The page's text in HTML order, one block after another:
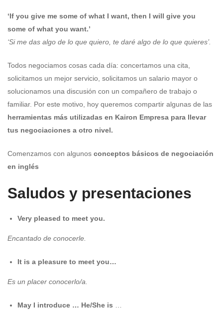
‘If you give me some of what I want, then I will give you
some of what you want.’
‘Si me das algo de lo que quiero, te daré algo de lo que quieres’.
Todos negociamos cosas cada día: concertamos una cita,
solicitamos un mejor servicio, solicitamos un salario mayor o
solucionamos una discusión con un compañero de trabajo o
familiar. Por este motivo, hoy queremos compartir algunas de las
herramientas más utilizadas en Kairon Empresa para llevar
tus negociaciones a otro nivel.
Comenzamos con algunos conceptos básicos de negociación
en inglés
Saludos y presentaciones
Very pleased to meet you.
Encantado de conocerle.
It is a pleasure to meet you…
Es un placer conocerlo/a.
May I introduce … He/She is